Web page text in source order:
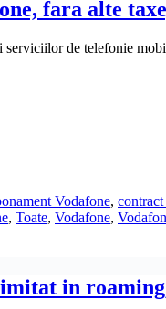
fara alte
de telefonie
Vodafone,
, Toate, Vodafone,
in